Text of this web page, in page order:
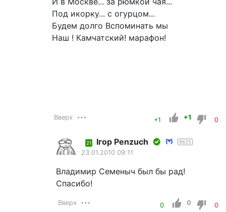
Под икорку... с огурцом...
Будем долго Вспоминать мы
Наш ! Камчатский! марафон!
Вверх +1 +1 0
21 Iгор Penzuch 9625
23.01.2010 09:11
Владимир Семеныч был бы рад!
Спасибо!
Вверх 0 0 0